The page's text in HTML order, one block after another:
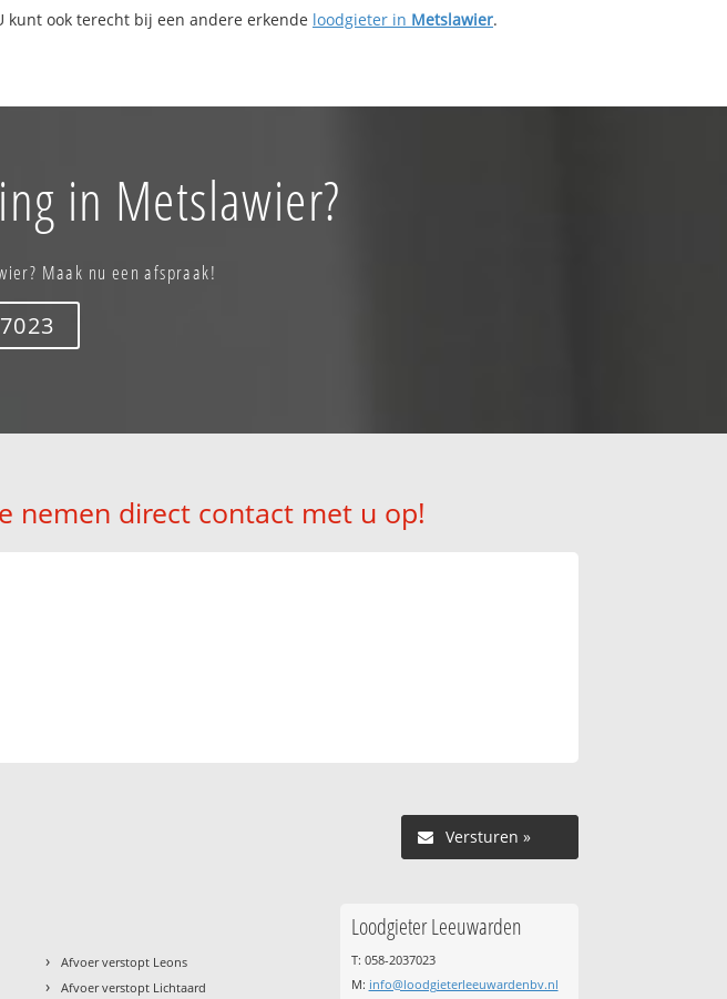
kunt ook terecht bij een andere erkende loodgieter in Metslawier.
in Metslawier?
Maak nu een afspraak!
nemen direct contact met u op!
Versturen »
› Afvoer verstopt Leons
› Afvoer verstopt Lichtaard
Loodgieter Leeuwarden
T: 058-2037023
M: info@loodgieterleeuwardenbv.nl